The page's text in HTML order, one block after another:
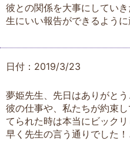
彼との関係を大事にしてい
生にいい報告ができるよう
日付：2019/3/23
夢姫先生、先日はありがと
彼の仕事や、私たちが約束
てられた時は本当にビック
早く先生の言う通りでした